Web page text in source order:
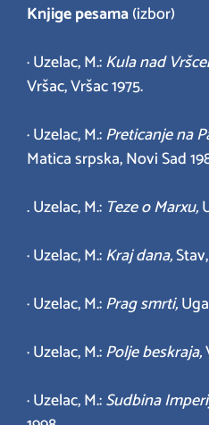
Knjige pesama(izbor)
· Uzelac, M.:Kula nad
Vršac, Vršac 1975.
· Uzelac, M.:Preticanje na
Matica srpska, Novi Sad
. Uzelac, M.: Teze o Marxu,
· Uzelac, M.:Kraj dana,
· Uzelac, M.:Prag smrti,
· Uzelac, M.:Polje beskraja,
· Uzelac, M.:Sudbina